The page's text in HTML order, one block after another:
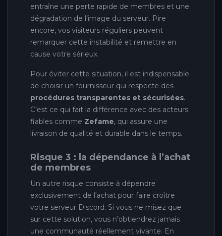
entraîne une perte rapide de membres et une
dégradation de l’image du serveur. Pire
encore, vos visiteurs réguliers peuvent
remarquer cette instabilité et remettre en
cause votre sérieux.
Pour éviter cette situation, il est indispensable
de choisir un fournisseur qui respecte des
procédures transparentes et sécurisées.
C’est ce qui fait la différence avec des acteurs
fiables comme Zefame, qui assure une
livraison de qualité et durable dans le temps.
Risque 3 : la dépendance à l’achat
de membres
Un autre risque consiste à dépendre
exclusivement de l’achat pour faire croître
votre serveur Discord. Si vous ne misez que
sur cette solution, vous n’obtiendrez jamais
une communauté réellement vivante. En